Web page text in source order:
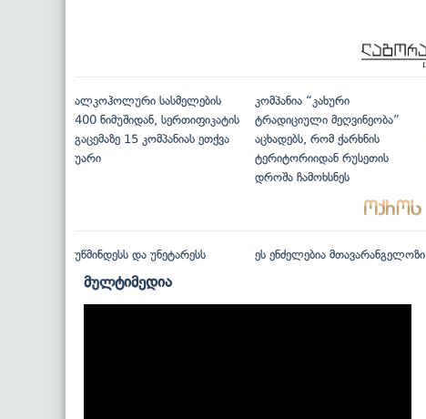
ალკოჰოლური სასმელების
400 ნიმუშიდან, სერთიფიკატის
გაცემაზე 15 კომპანიას ეთქვა
უარი
კომპანია “კახური
ტრადიციული მეღვინეობა”
აცხადებს, რომ ქარხნის
ტერიტორიიდან რუსეთის
დროშა ჩამოხსნეს
უწმინდესს და უნეტარესს ეს ენძელებია მთავარანგელოზი
მულტიმედია